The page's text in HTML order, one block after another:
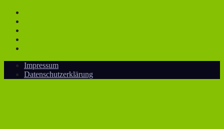
Impressum
Datenschutzerklärung